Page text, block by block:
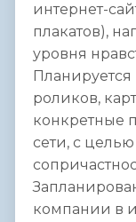
интернет-
плакатов),
уровня
роликов,
конкретные
сети, с
компании в